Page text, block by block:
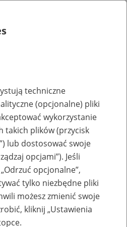
lub
zakładów pracy
techniczne
(opcjonalne) pliki
wykorzystanie
takich plików (przycisk
lub dostosować swoje
opcjami”). Jeśli
opcjonalne”,
tylko niezbędne pliki
możesz zmienić swoje
kliknij „Ustawienia